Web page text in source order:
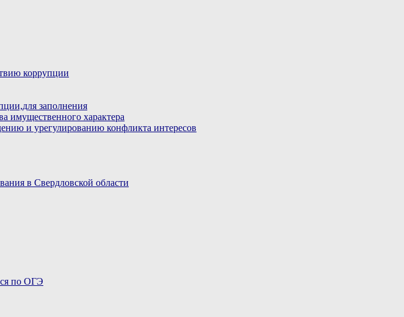
коррупции
заполнения
имущественного характера
и урегулированию конфликта интересов
в Свердловской области
по ОГЭ